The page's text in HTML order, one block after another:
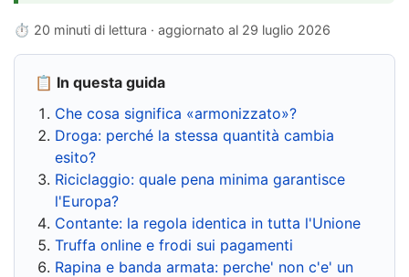
⏱ 20 minuti di lettura · aggiornato al 29 luglio 2026
📋 In questa guida
Che cosa significa «armonizzato»?
Droga: perché la stessa quantità cambia
esito?
Riciclaggio: quale pena minima garantisce
l'Europa?
Contante: la regola identica in tutta l'Unione
Truffa online e frodi sui pagamenti
Rapina e banda armata: perche' non c'e' un